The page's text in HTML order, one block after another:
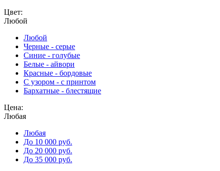
Цвет:
Любой
Любой
Черные - серые
Синие - голубые
Белые - айвори
Красные - бордовые
С узором - с принтом
Бархатные - блестящие
Цена:
Любая
Любая
До 10 000 руб.
До 20 000 руб.
До 35 000 руб.